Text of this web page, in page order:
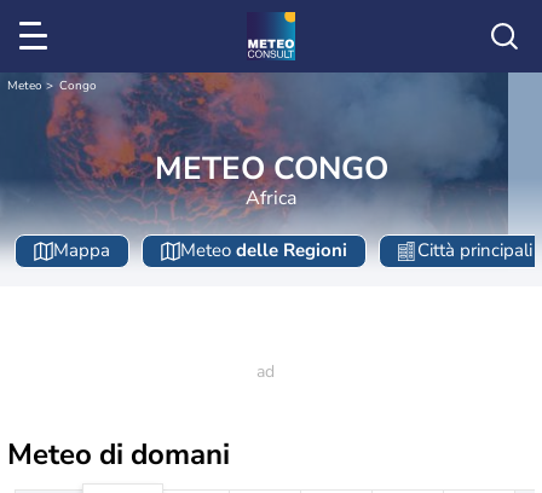
Meteo Congo
METEO CONGO
Africa
Mappa Meteo delle Regioni Città principali
Meteo di domani